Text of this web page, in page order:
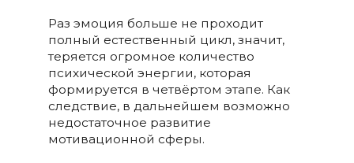
Раз эмоция больше не проходит
полный естественный цикл, значит,
теряется огромное количество
психической энергии, которая
формируется в четвёртом этапе. Как
следствие, в дальнейшем возможно
недостаточное развитие
мотивационной сферы.